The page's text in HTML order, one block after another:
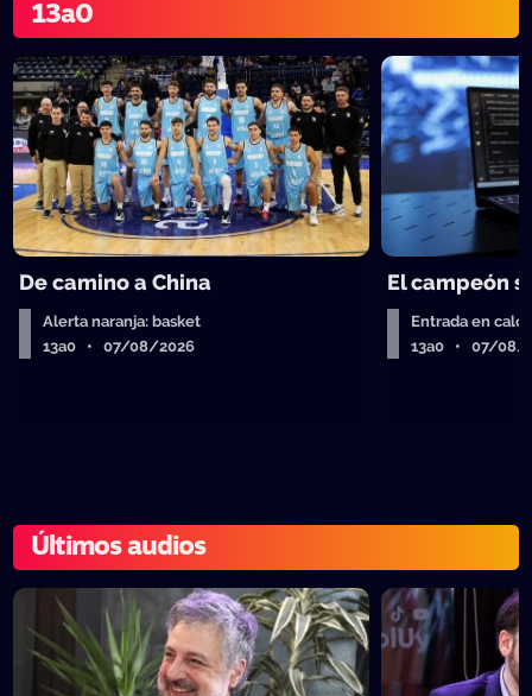
13a0
De camino a China
Alerta naranja: basket
13a0 • 07/08/2026
El campeón
Entrada en calor
13a0 • 07/08/
Últimos audios